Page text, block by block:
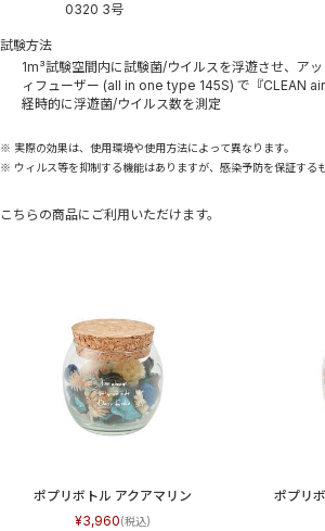
0320 3号
試験方法
1m³試験空間内に試験菌/ウイルスを浮遊させ、ア
ィフューザー (all in one type 145S) で『CLEAN air
経時的に浮遊菌/ウイルス数を測定
※ 実際の効果は、使用環境や使用方法によって異なります。
※ ウィルス等を抑制する機能はありますが、感染予防を保証する
こちらの商品にご利用いただけます。
ポプリボトル アクアマリン
3,960
ポプリ